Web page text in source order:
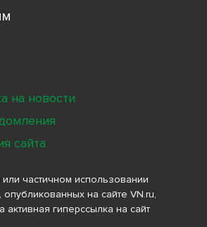
частичном использовании
опубликованных на сайте VN.ru,
активная гиперссылка на сайт
на новости
сайта